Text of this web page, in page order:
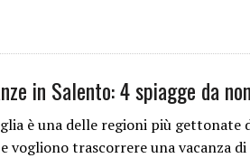
in Salento: 4 spiagge da
è una delle regioni più gettonate
vogliono trascorrere una vacanza